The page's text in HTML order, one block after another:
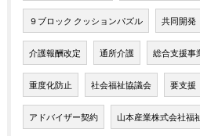
９ブロック クッションパズル 共同開発
介護報酬改定 通所介護 総合支援事
重度化防止 社会福祉協議会 要支援
アドバイザー契約 山本産業株式会社福